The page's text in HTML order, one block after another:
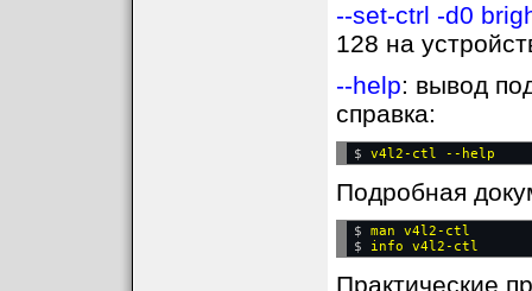
--set-ctrl -d0
128 на
--help: вывод
справка:
$ v4l2-ctl --help
Подробная
$ man v4l2-ctl
$
Практические